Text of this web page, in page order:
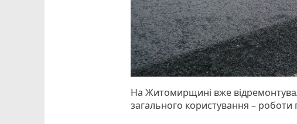
На Житомирщині вже
загального користування –